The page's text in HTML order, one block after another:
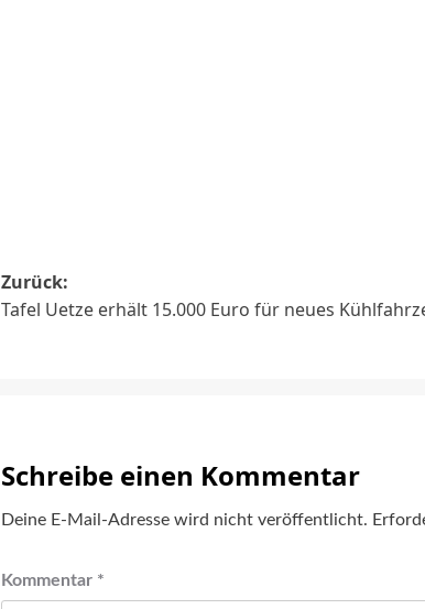
Beitragsnavigation
Zurück:
Tafel Uetze erhält 15.000 Euro für neues
Schreibe einen Kommentar
Deine E-Mail-Adresse wird nicht veröffentlicht.
Kommentar *